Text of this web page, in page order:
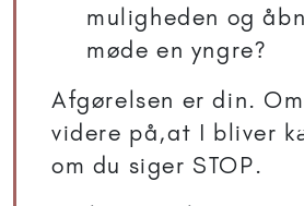
muligheden og
møde en yngre?
Afgørelsen er din.
videre på,at I bliver
om du siger STOP.